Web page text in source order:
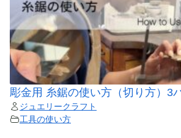
彫金用 糸鋸の使い方（切り方）3
ジュエリークラフト
工具の使い方